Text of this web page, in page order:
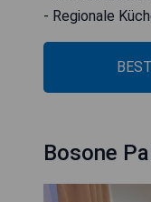
- Regionale
Bosone